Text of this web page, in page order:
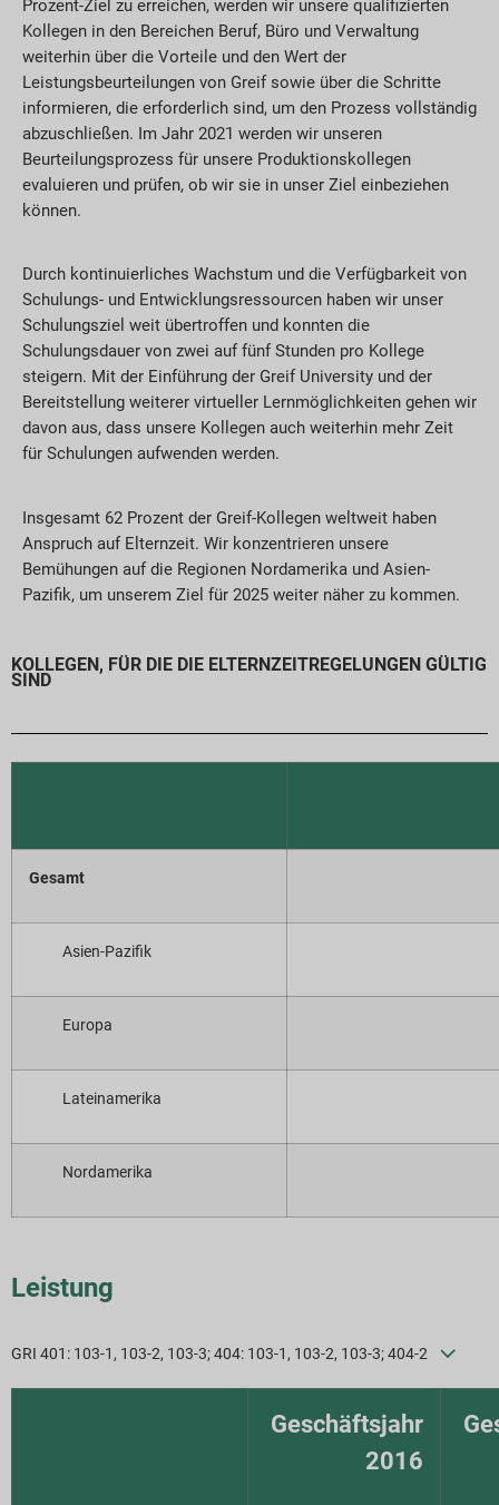
Prozent-Ziel zu erreichen, werden wir unsere qualifizierten
Kollegen in den Bereichen Beruf, Büro und Verwaltung
weiterhin über die Vorteile und den Wert der
Leistungsbeurteilungen von Greif sowie über die Schritte
informieren, die erforderlich sind, um den Prozess vollständig
abzuschließen. Im Jahr 2021 werden wir unseren
Beurteilungsprozess für unsere Produktionskollegen
evaluieren und prüfen, ob wir sie in unser Ziel einbeziehen
können.
Durch kontinuierliches Wachstum und die Verfügbarkeit von
Schulungs- und Entwicklungsressourcen haben wir unser
Schulungsziel weit übertroffen und konnten die
Schulungsdauer von zwei auf fünf Stunden pro Kollege
steigern. Mit der Einführung der Greif University und der
Bereitstellung weiterer virtueller Lernmöglichkeiten gehen wir
davon aus, dass unsere Kollegen auch weiterhin mehr Zeit
für Schulungen aufwenden werden.
Insgesamt 62 Prozent der Greif-Kollegen weltweit haben
Anspruch auf Elternzeit. Wir konzentrieren unsere
Bemühungen auf die Regionen Nordamerika und Asien-
Pazifik, um unserem Ziel für 2025 weiter näher zu kommen.
KOLLEGEN, FÜR DIE DIE ELTERNZEITREGELUNGEN GÜLTIG
SIND
Gesamt
Asien-Pazifik
Europa
Lateinamerika
Nordamerika
Leistung
GRI 401: 103-1, 103-2, 103-3; 404: 103-1, 103-2, 103-3; 404-2
Geschäftsjahr
2016